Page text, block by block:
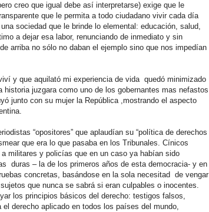
creo que igual debe así interpretarse) exige que le
que le permita a todo ciudadano vivir cada día
sociedad que le brinde lo elemental: educación, salud,
a dejar esa labor, renunciando de inmediato y sin
arriba no sólo no daban el ejemplo sino que nos impedían
y que aquilató mi experiencia de vida quedó minimizado
historia juzgara como uno de los gobernantes mas nefastos
junto con su mujer la República ,mostrando el aspecto
“opositores” que aplaudían su “política de derechos
que era lo que pasaba en los Tribunales. Cínicos
militares y policías que en un caso ya habían sido
duras – la de los primeros años de esta democracia- y en
concretas, basándose en la sola necesitad de vengar
que nunca se sabrá si eran culpables o inocentes.
los principios básicos del derecho: testigos falsos,
derecho aplicado en todos los países del mundo,